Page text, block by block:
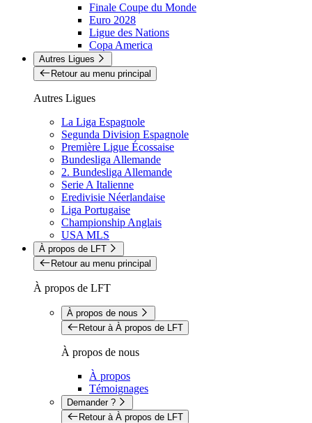
Finale Coupe du Monde
Euro 2028
Ligue des Nations
Copa America
Autres Ligues
Retour au menu principal
Autres Ligues
La Liga Espagnole
Segunda Division Espagnole
Première Ligue Écossaise
Bundesliga Allemande
2. Bundesliga Allemande
Serie A Italienne
Eredivisie Néerlandaise
Liga Portugaise
Championship Anglais
USA MLS
À propos de LFT
Retour au menu principal
À propos de LFT
À propos de nous
Retour à À propos de LFT
À propos de nous
À propos
Témoignages
Demander ?
Retour à À propos de LFT